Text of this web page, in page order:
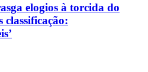
elogios à torcida do
classificação: